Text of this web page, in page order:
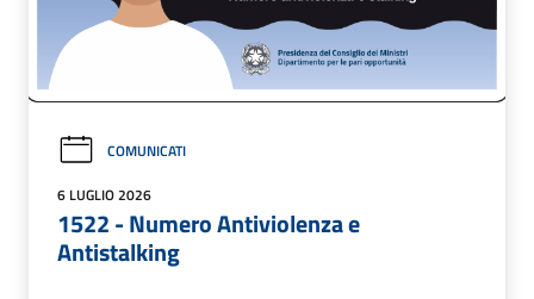
COMUNICATI
6 LUGLIO 2026
1522 - Numero Antiviolenza e
Antistalking